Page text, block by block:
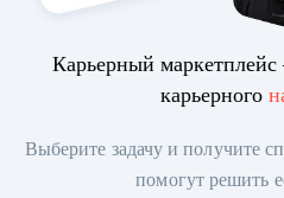
Карьерный
карьерного
Выберите задачу и получите
помогут решить